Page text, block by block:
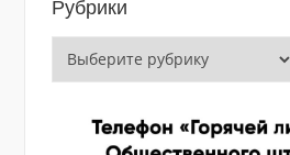
Рубрики
Рубрики